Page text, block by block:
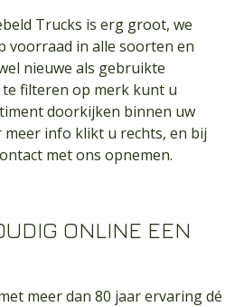
Trucks is erg groot, we
voorraad in alle soorten en
nieuwe als gebruikte
filteren op merk kunt u
doorkijken binnen uw
meer info klikt u rechts, en bij
met ons opnemen.
ONLINE EEN
meer dan 80 jaar ervaring dé